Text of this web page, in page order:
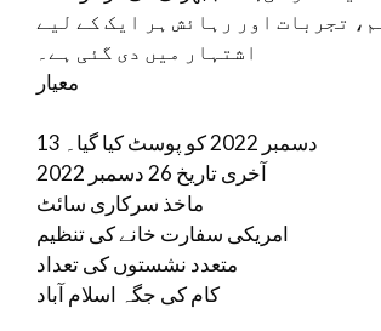
تجربات اور رہائش ہر ایک کے لیے
اشتہار میں دی گئی ہے۔
معیار
13 دسمبر 2022 کو پوسٹ کیا گیا۔
آخری تاریخ 26 دسمبر 2022
ماخذ سرکاری سائٹ
امریکی سفارت خانے کی تنظیم
متعدد نشستوں کی تعداد
کام کی جگہ اسلام آباد